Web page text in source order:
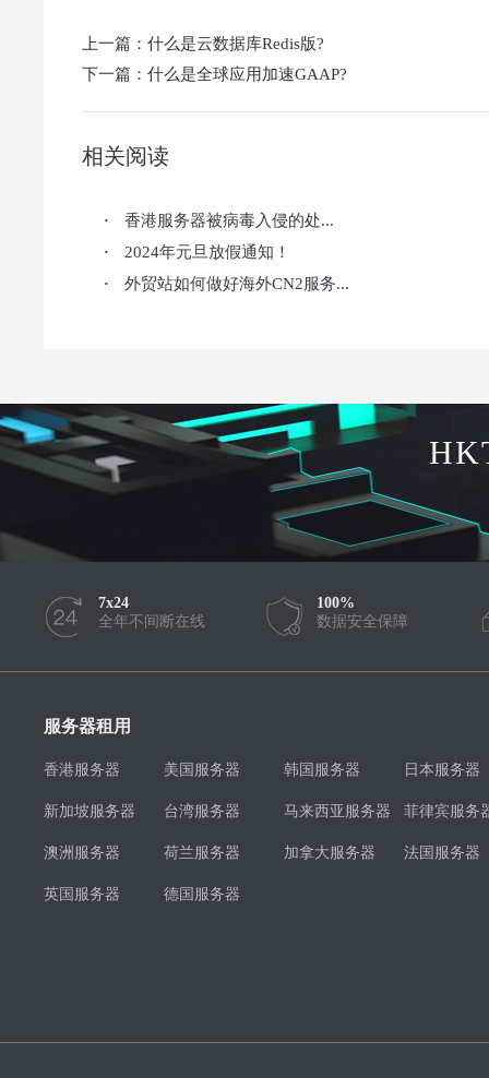
上一篇： 什么是云数据库Redis版?
下一篇： 什么是全球应用加速GAAP?
相关阅读
· 香港服务器被病毒入侵的处...
· 2024年元旦放假通知！
· 外贸站如何做好海外CN2服务...
7x24
全年不间断在线
100%
数据安全保障
服务器租用
香港服务器 美国服务器 韩国服务器 日本服务器
新加坡服务器 台湾服务器 马来西亚服务器 菲律宾服务
澳洲服务器 荷兰服务器 加拿大服务器 法国服务器
英国服务器 德国服务器